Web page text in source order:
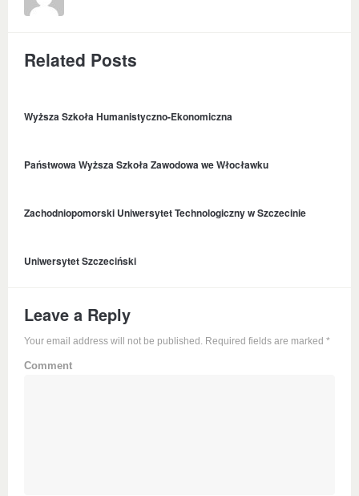
Related Posts
Wyższa Szkoła Humanistyczno-Ekonomiczna
Państwowa Wyższa Szkoła Zawodowa we Włocławku
Zachodniopomorski Uniwersytet Technologiczny w Szczecinie
Uniwersytet Szczeciński
Leave a Reply
Your email address will not be published. Required fields are marked *
Comment